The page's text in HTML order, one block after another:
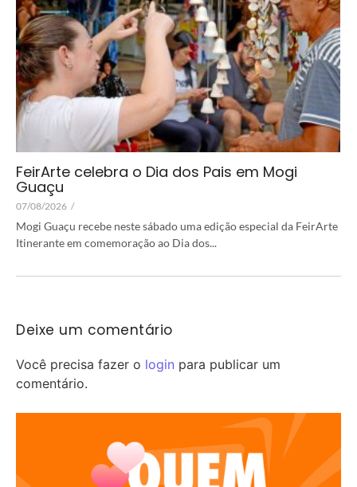
FeirArte celebra o Dia dos Pais em Mogi
Guaçu
07/08/2026 /
Mogi Guaçu recebe neste sábado uma edição especial da FeirArte
Itinerante em comemoração ao Dia dos...
Deixe um comentário
Você precisa fazer o login para publicar um
comentário.